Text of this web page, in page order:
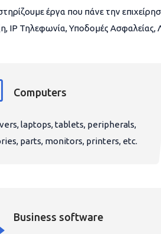
έργα που πάνε την
IP Τηλεφωνία, Υποδομές
Computers
laptops, tablets, peripherals,
parts, monitors, printers, etc.
Business software